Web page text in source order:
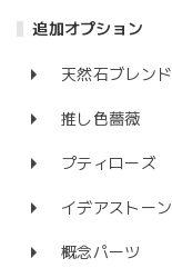
追加オプション
天然石ブレンド
推し色薔薇
プティローズ
イデアストーン
概念パーツ